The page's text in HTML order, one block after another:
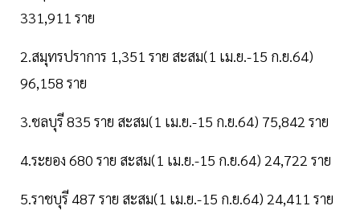
331,911 ราย
2.สมุทรปราการ 1,351 ราย สะสม(1 เม.ย.-15 ก.ย.64)
96,158 ราย
3.ชลบุรี 835 ราย สะสม(1 เม.ย.-15 ก.ย.64) 75,842 ราย
4.ระยอง 680 ราย สะสม(1 เม.ย.-15 ก.ย.64) 24,722 ราย
5.ราชบุรี 487 ราย สะสม(1 เม.ย.-15 ก.ย.64) 24,411 ราย